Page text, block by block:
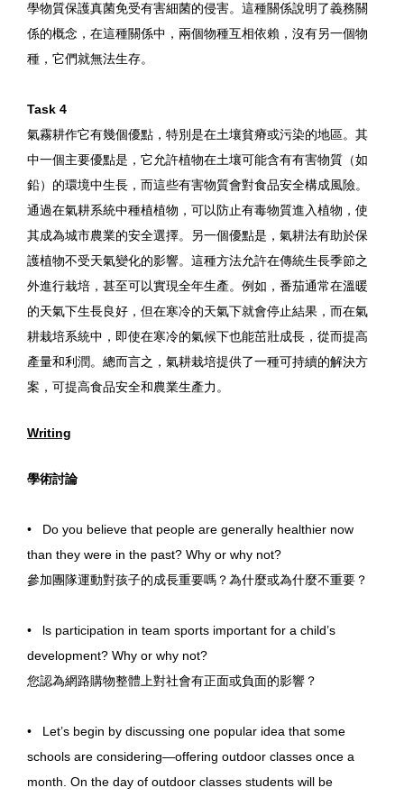
學物質保護真菌免受有害細菌的侵害。這種關係說明了義務關
係的概念，在這種關係中，兩個物種互相依賴，沒有另一個物
種，它們就無法生存。
Task 4
氣霧耕作它有幾個優點，特別是在土壤貧瘠或污染的地區。其
中一個主要優點是，它允許植物在土壤可能含有有害物質（如
鉛）的環境中生長，而這些有害物質會對食品安全構成風險。
通過在氣耕系統中種植植物，可以防止有毒物質進入植物，使
其成為城市農業的安全選擇。另一個優點是，氣耕法有助於保
護植物不受天氣變化的影響。這種方法允許在傳統生長季節之
外進行栽培，甚至可以實現全年生產。例如，番茄通常在溫暖
的天氣下生長良好，但在寒冷的天氣下就會停止結果，而在氣
耕栽培系統中，即使在寒冷的氣候下也能茁壯成長，從而提高
產量和利潤。總而言之，氣耕栽培提供了一種可持續的解決方
案，可提高食品安全和農業生產力。
Writing
學術討論
• Do you believe that people are generally healthier now
than they were in the past? Why or why not?
參加團隊運動對孩子的成長重要嗎？為什麼或為什麼不重要？
• ls participation in team sports important for a child’s
development? Why or why not?
您認為網路購物整體上對社會有正面或負面的影響？
• Let’s begin by discussing one popular idea that some
schools are considering—offering outdoor classes once a
month. On the day of outdoor classes students will be